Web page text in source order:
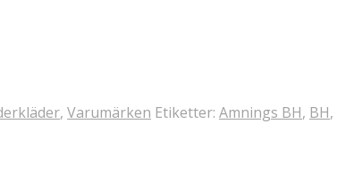
, Varumärken Etiketter: Amnings BH, BH,